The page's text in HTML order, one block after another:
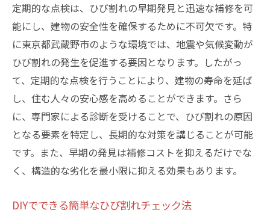
定期的な点検は、ひび割れの早期発見と迅速な補修を可
能にし、建物の安全性を確保するために不可欠です。特
に東京都武蔵野市のような環境では、地震や気候変動が
ひび割れの発生を促進する要因となります。したがっ
て、定期的な点検を行うことにより、建物の寿命を延ば
し、住む人々の安心感を高めることができます。さら
に、専門家による診断を受けることで、ひび割れの原因
となる要素を特定し、長期的な対策を講じることが可能
です。また、早期の発見は補修コストを抑えるだけでな
く、構造的な劣化を最小限に抑える効果もあります。
DIYでできる簡単なひび割れチェック法